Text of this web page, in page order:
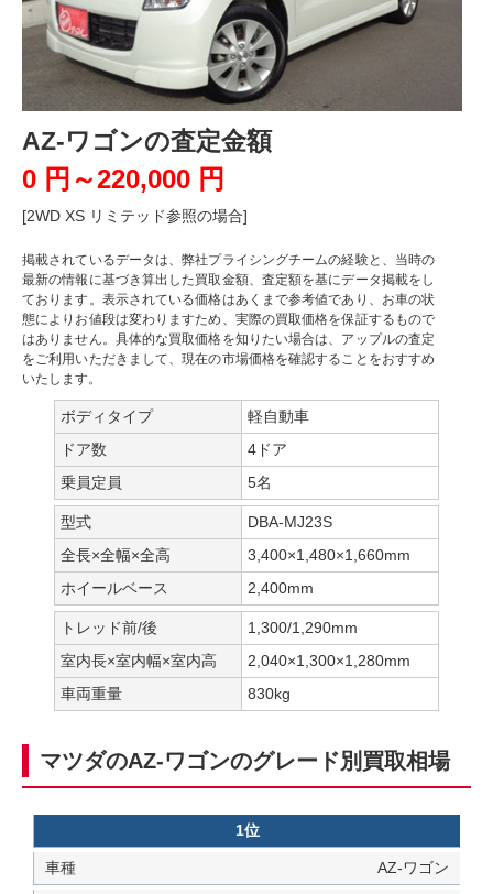
AZ-ワゴンの査定金額
0 円～220,000 円
[2WD XS リミテッド参照の場合]
掲載されているデータは、弊社プライシングチームの経験と、当時の
最新の情報に基づき算出した買取金額、査定額を基にデータ掲載をし
ております。表示されている価格はあくまで参考値であり、お車の状
態によりお値段は変わりますため、実際の買取価格を保証するもので
はありません。具体的な買取価格を知りたい場合は、アップルの査定
をご利用いただきまして、現在の市場価格を確認することをおすすめ
いたします。
ボディタイプ
軽自動車
ドア数
4ドア
乗員定員
5名
型式
DBA-MJ23S
全長×全幅×全高
3,400×1,480×1,660mm
ホイールベース
2,400mm
トレッド前/後
1,300/1,290mm
室内長×室内幅×室内高
2,040×1,300×1,280mm
車両重量
830kg
マツダのAZ-ワゴンのグレード別買取相場
1位
AZ-ワゴン